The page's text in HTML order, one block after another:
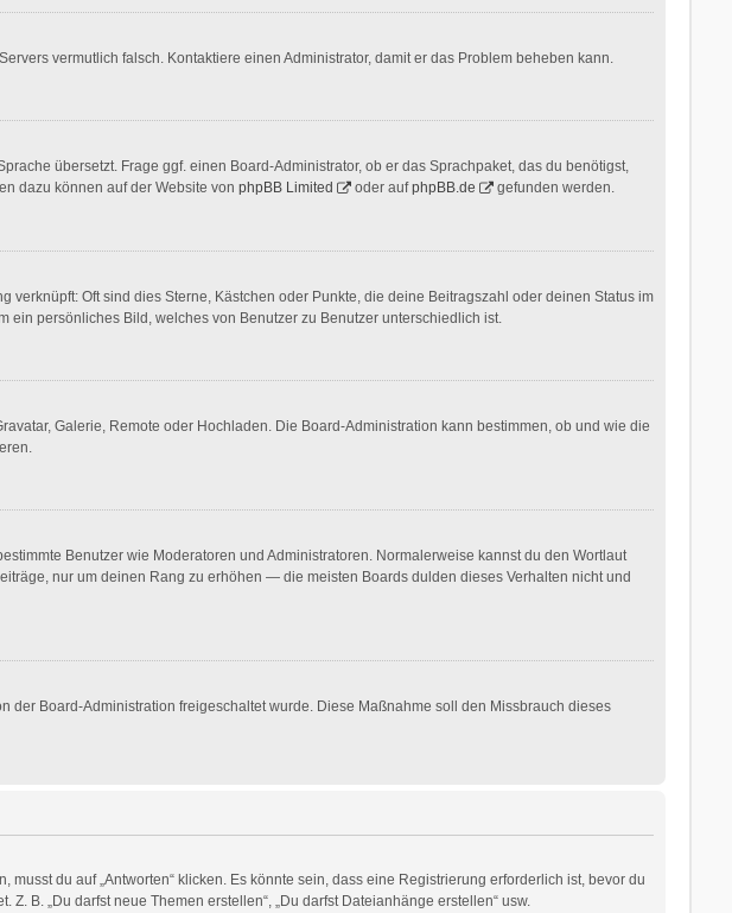
vermutlich falsch. Kontaktiere einen Administrator, damit er das Problem beheben kann.
übersetzt. Frage ggf. einen Board-Administrator, ob er das Sprachpaket, das du benötigst,
dazu können auf der Website von phpBB Limited oder aufphpBB.de gefunden werden.
Oft sind dies Sterne, Kästchen oder Punkte, die deine Beitragszahl oder deinen Status im
ein persönliches Bild, welches von Benutzer zu Benutzer unterschiedlich ist.
Galerie, Remote oder Hochladen. Die Board-Administration kann bestimmen, ob und wie die
Benutzer wie Moderatoren und Administratoren. Normalerweise kannst du den Wortlaut
nur um deinen Rang zu erhöhen — die meisten Boards dulden dieses Verhalten nicht und
Board-Administration freigeschaltet wurde. Diese Maßnahme soll den Missbrauch dieses
du auf „Antworten“ klicken. Es könnte sein, dass eine Registrierung erforderlich ist, bevor du
B. „Du darfst neue Themen erstellen“, „Du darfst Dateianhänge erstellen“ usw.